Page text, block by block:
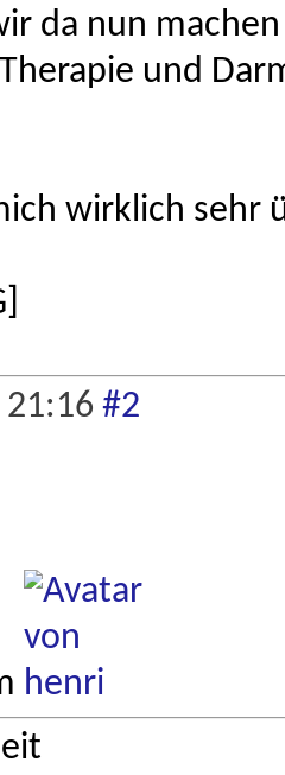
da nun
und
wirklich sehr
21:16 #2